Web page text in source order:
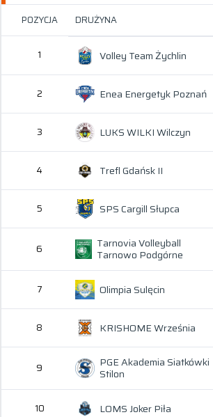
POZYCJA DRUŻYNA
1 Volley Team Żychlin
2 Enea Energetyk Poznań
3 LUKS WILKI Wilczyn
4 Trefl Gdańsk II
5 SPS Cargill Słupca
6 Tarnovia Volleyball
Tarnowo Podgórne
7 Olimpia Sulęcin
8 KRISHOME Września
9 PGE Akademia Siatkówki
Stilon
10 LOMS Joker Piła